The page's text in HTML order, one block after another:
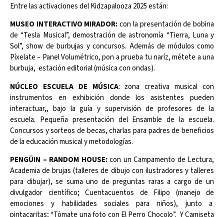
Entre las activaciones del Kidzapalooza 2025 están:
MUSEO INTERACTIVO MIRADOR:con la presentación de bobina
de “Tesla Musical”, demostración de astronomía “Tierra, Luna y
Sol”, show de burbujas y concursos. Además de módulos como
Píxelate – Panel Volumétrico, pon a prueba tu naríz, métete a una
burbuja, estación editorial (música con ondas).
NÚCLEO ESCUELA DE MÚSICA: zona creativa musical con
instrumentos en exhibición donde los asistentes pueden
interactuar,, bajo la guía y supervisión de profesores de la
escuela. Pequeña presentación del Ensamble de la escuela.
Concursos y sorteos de becas, charlas para padres de beneficios
de la educación musical y metodologías.
PENGÜIN – RANDOM HOUSE:con un Campamento de Lectura,
Academia de brujas (talleres de dibujo con ilustradores y talleres
para dibujar), se suma uno de preguntas raras a cargo de un
divulgador científico; Cuentacuentos de Filipo (manejo de
emociones y habilidades sociales para niños), junto a
pintacaritas; “Tómate una foto con El Perro Chocolo”. Y Camiseta